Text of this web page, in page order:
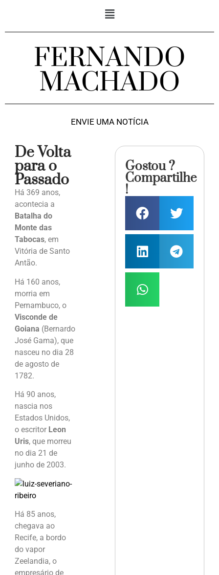
FERNANDO
MACHADO
ENVIE UMA NOTÍCIA
De Volta
para o
Passado
Há 369 anos,
acontecia a
Batalha do
Monte das
Tabocas, em
Vitória de Santo
Antão.
Há 160 anos,
morria em
Pernambuco, o
Visconde de
Goiana (Bernardo
José Gama), que
nasceu no dia 28
de agosto de
1782.
Há 90 anos,
nascia nos
Estados Unidos,
o escritor Leon
Uris, que morreu
no dia 21 de
junho de 2003.
Há 85 anos,
chegava ao
Recife, a bordo
do vapor
Zeelandia, o
empresário de
Gostou ?
Compartilhe
!